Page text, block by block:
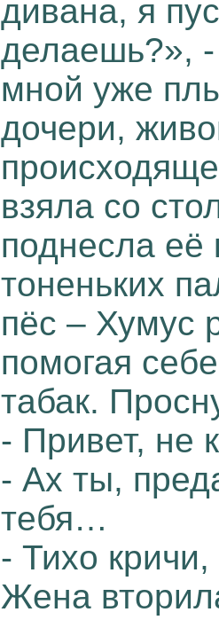
дивана, я
делаешь?»,
мной уже
дочери,
взяла со
поднесла её
тоненьких
пёс – Хумус
помогая
табак.
- Привет, не
- Ах ты,
тебя…
- Тихо
Жена